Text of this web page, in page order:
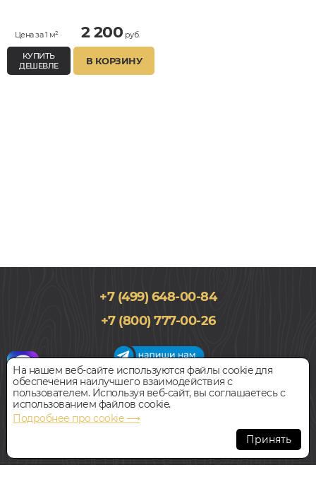
Цена за 1 м² 2 200 руб.
КУПИТЬ
ДЕШЕВЛЕ
В КОРЗИНУ
+7 (499) 648-00-84
+7 (800) 777-00-26
График работы салона
Пн-Вс с 09:00 до 21:00
Наш адрес:127018, г. Москва,
ул.Складочная, д.1, строение 9
На нашем веб-сайте используются файлы cookie для
обеспечения наилучшего взаимодействия с
пользователем. Используя веб-сайт, вы соглашаетесь с
использованием файлов cookie.
Подробнее про cookie ⟶
Принять